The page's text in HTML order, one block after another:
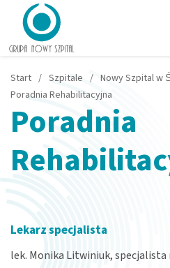
Start / Szpitale / Nowy Szpital w
Poradnia Rehabilitacyjna
Poradnia
Lekarz specjalista
lek. Monika Litwiniuk,